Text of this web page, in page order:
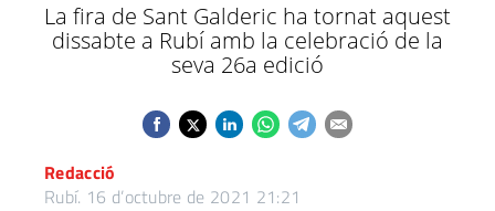
La fira de Sant Galderic ha tornat aquest
dissabte a Rubí amb la celebració de la
seva 26a edició
Redacció
Rubí. 16 d’octubre de 2021 21:21